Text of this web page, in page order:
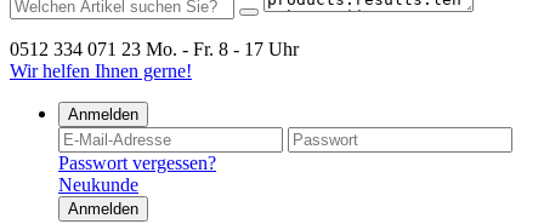
0512 334 071 23 Mo. - Fr. 8 - 17 Uhr
Wir helfen Ihnen gerne!
Anmelden
Passwort vergessen?
Neukunde
Anmelden